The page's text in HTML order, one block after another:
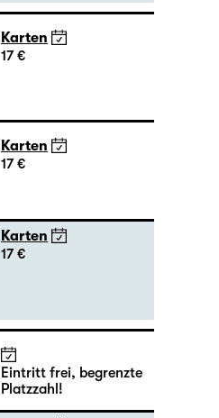
Karten
17 €
Karten
17 €
Karten
17 €
Eintritt frei, begrenzte
Platzzahl!